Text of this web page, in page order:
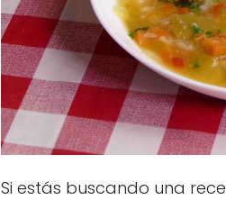
Si estás buscando una